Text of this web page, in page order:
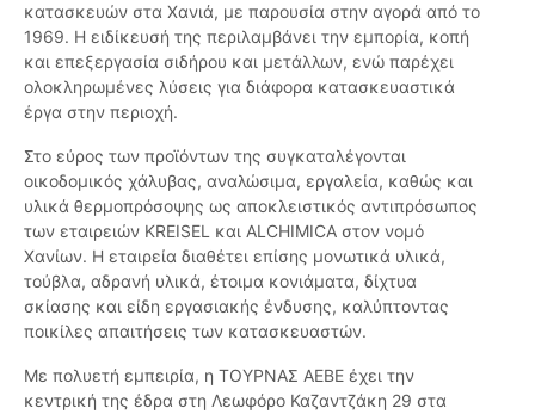
κατασκευών στα Χανιά, με παρουσία στην αγορά από το
1969. Η ειδίκευσή της περιλαμβάνει την εμπορία, κοπή
και επεξεργασία σιδήρου και μετάλλων, ενώ παρέχει
ολοκληρωμένες λύσεις για διάφορα κατασκευαστικά
έργα στην περιοχή.
Στο εύρος των προϊόντων της συγκαταλέγονται
οικοδομικός χάλυβας, αναλώσιμα, εργαλεία, καθώς και
υλικά θερμοπρόσοψης ως αποκλειστικός αντιπρόσωπος
των εταιρειών KREISEL και ALCHIMICA στον νομό
Χανίων. Η εταιρεία διαθέτει επίσης μονωτικά υλικά,
τούβλα, αδρανή υλικά, έτοιμα κονιάματα, δίχτυα
σκίασης και είδη εργασιακής ένδυσης, καλύπτοντας
ποικίλες απαιτήσεις των κατασκευαστών.
Με πολυετή εμπειρία, η ΤΟΥΡΝΑΣ ΑΕΒΕ έχει την
κεντρική της έδρα στη Λεωφόρο Καζαντζάκη 29 στα